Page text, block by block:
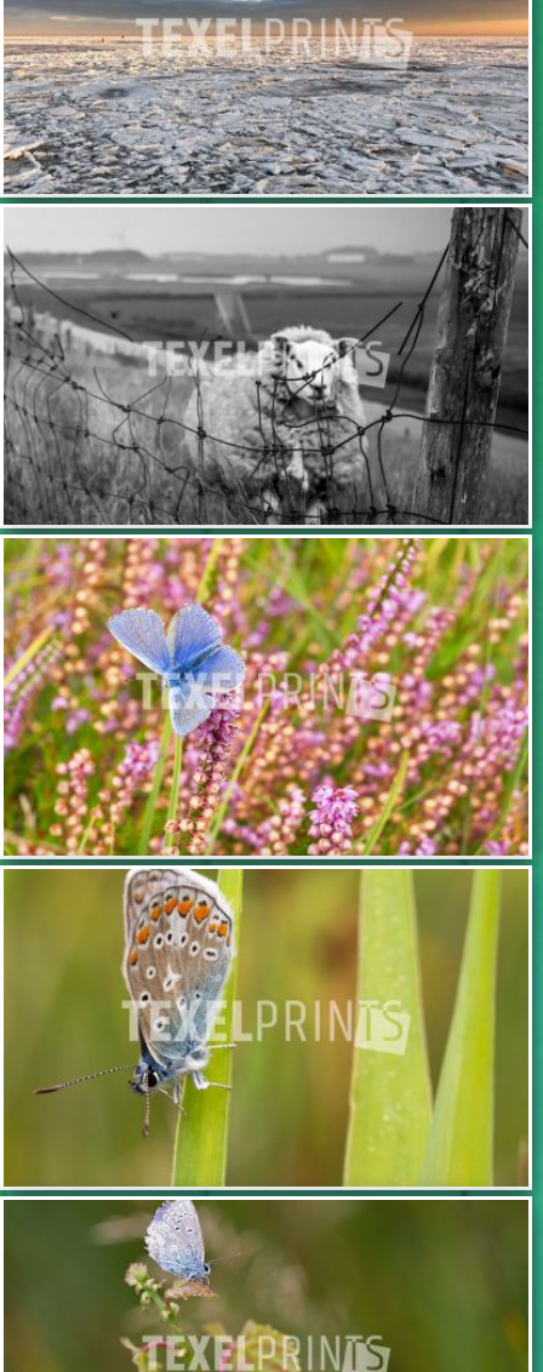
TOEVOEGEN
TOEVOEGEN
TOEVOEGEN